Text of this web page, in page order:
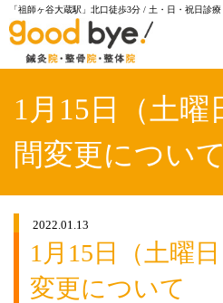
「祖師ヶ谷大蔵駅」北口徒歩3分 / 土・日・祝日診療
1月15日（土曜
間変更について
2022.01.13
1月15日（土曜
変更について